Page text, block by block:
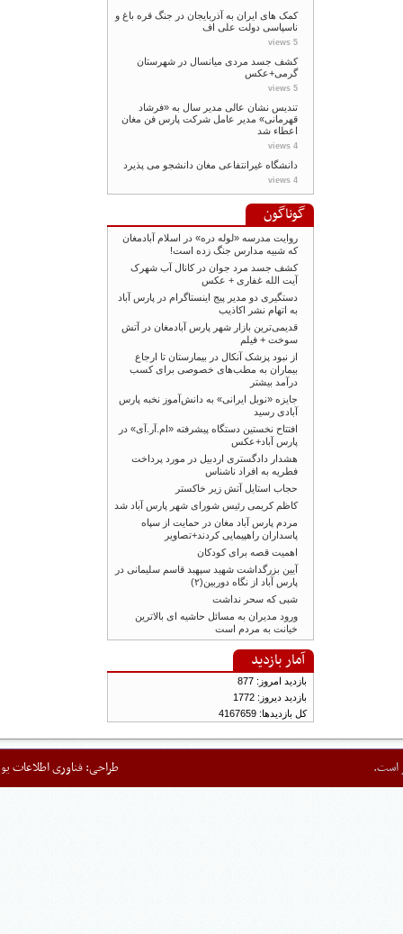
کمک های ایران به آذربایجان در جنگ قره باغ و
ناسپاسی دولت علی اف
کشف جسد مردی میانسال در شهرستان
گرمی+عکس
تندیس نشان عالی مدیر سال به «فرشاد
قهرمانی» مدیر عامل شرکت پارس فن مغان
اعطاء شد
دانشگاه غیرانتفاعی مغان دانشجو می پذیرد
گوناگون
روایت مدرسه «لوله دره» در اسلام آبادمغان
که شبیه مدارس جنگ زده است!
کشف جسد مرد جوان در کانال آب شهرک
آیت الله غفاری + عکس
دستگیری دو مدیر پیج اینستاگرام در پارس آباد
به اتهام نشر اکاذیب
قدیمی‌ترین بازار شهر پارس آبادمغان در آتش
سوخت + فیلم
از نبود پزشک آنکال در بیمارستان تا ارجاع
بیماران به مطب‌های خصوصی برای کسب
درآمد بیشتر
جایزه «نوبل ایرانی» به دانش‌آموز نخبه پارس
آبادی رسید
افتتاح نخستین دستگاه پیشرفته «ام.آر.آی» در
پارس آباد+عکس
هشدار دادگستری اردبیل در مورد پرداخت
فطریه به افراد ناشناس
حجاب استایل آتش زیر خاکستر
کاظم کریمی رئیس شورای شهر پارس آباد شد
مردم پارس آباد مغان در حمایت از سپاه
پاسداران راهپیمایی کردند+تصاویر
اهمیت قصه برای کودکان
آیین بزرگداشت شهید سپهبد قاسم سلیمانی در
پارس آباد از نگاه دوربین(۲)
شبی که سحر نداشت
ورود مدیران به مسائل حاشیه ای بالاترین
خیانت به مردم است
آمار بازدید
بازدید امروز: 877
بازدید دیروز: 1772
کل بازدیدها: 4167659
طراحی:فناوری اطلاعات یورد